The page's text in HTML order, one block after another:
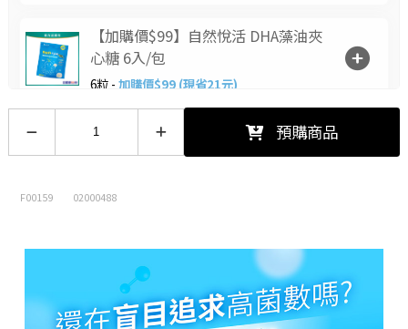
【加購價$99】自然悅活 DHA藻油夾
心糖 6入/包
6粒 - 加購價$99 (現省21元)
【加購價$10】喉力爽爽喉軟糖(枇
杷)12.5g
預購商品
F00159 02000488